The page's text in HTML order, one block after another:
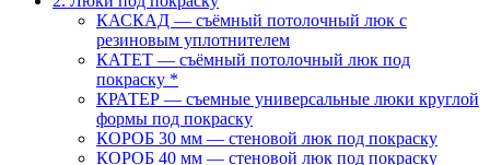
КАСКАД — съёмный потолочный люк с
резиновым уплотнителем
КАТЕТ — съёмный потолочный люк под
покраску *
КРАТЕР — съемные универсальные люки круглой
формы под покраску
КОРОБ 30 мм — стеновой люк под покраску
КОРОБ 40 мм — стеновой люк под покраску